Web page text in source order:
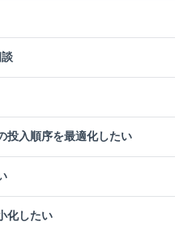
入順序を最適化したい
化したい